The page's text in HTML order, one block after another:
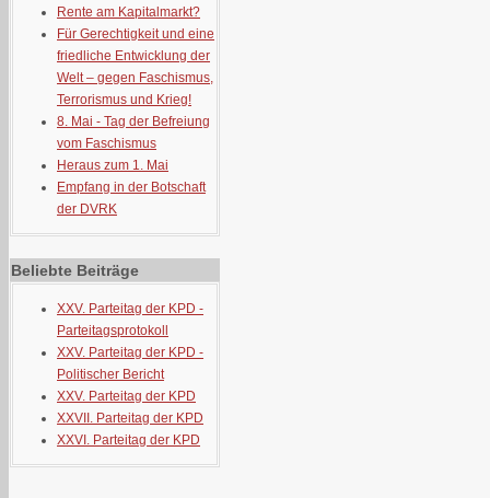
Rente am Kapitalmarkt?
Für Gerechtigkeit und eine
friedliche Entwicklung der
Welt – gegen Faschismus,
Terrorismus und Krieg!
8. Mai - Tag der Befreiung
vom Faschismus
Heraus zum 1. Mai
Empfang in der Botschaft
der DVRK
Beliebte Beiträge
XXV. Parteitag der KPD -
Parteitagsprotokoll
XXV. Parteitag der KPD -
Politischer Bericht
XXV. Parteitag der KPD
XXVII. Parteitag der KPD
XXVI. Parteitag der KPD